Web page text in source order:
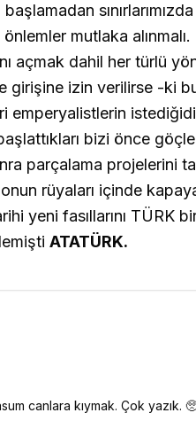
sınırlarımızda
mutlaka
açmak dahil her türlü
girişine izin verilirse -ki
emperyalistlerin
bizi önce
parçalama projelerini
rüyaları içinde
yeni fasıllarını TÜRK
ATATÜRK.
canlara kıymak. Çok yazık.